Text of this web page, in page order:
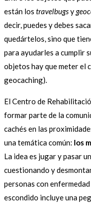
están los travelbugsy
decir, puedes y debes
quedártelos, sino que
para ayudarles a cumplir
objetos hay que meter el
geocaching).
El Centro de
formar parte de la
cachés en las
una temática común: los
La idea es jugar y pasar
cuestionando y
personas con
escondido incluye una